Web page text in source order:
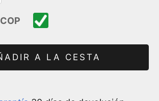
A LA CESTA